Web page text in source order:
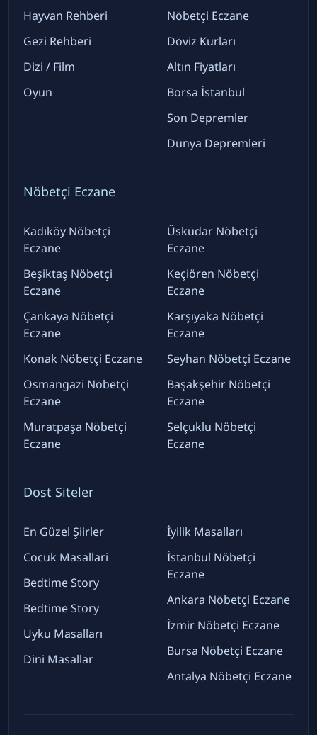
Hayvan Rehberi
Gezi Rehberi
Dizi / Film
Oyun
Nöbetçi Eczane
Döviz Kurları
Altın Fiyatları
Borsa İstanbul
Son Depremler
Dünya Depremleri
Nöbetçi Eczane
Kadıköy Nöbetçi
Eczane
Beşiktaş Nöbetçi
Eczane
Çankaya Nöbetçi
Eczane
Konak Nöbetçi Eczane
Osmangazi Nöbetçi
Eczane
Muratpaşa Nöbetçi
Eczane
Üsküdar Nöbetçi
Eczane
Keçiören Nöbetçi
Eczane
Karşıyaka Nöbetçi
Eczane
Seyhan Nöbetçi Eczane
Başakşehir Nöbetçi
Eczane
Selçuklu Nöbetçi
Eczane
Dost Siteler
En Güzel Şiirler
Cocuk Masallari
Bedtime Story
Bedtime Story
Uyku Masalları
Dini Masallar
İyilik Masalları
İstanbul Nöbetçi
Eczane
Ankara Nöbetçi Eczane
İzmir Nöbetçi Eczane
Bursa Nöbetçi Eczane
Antalya Nöbetçi Eczane